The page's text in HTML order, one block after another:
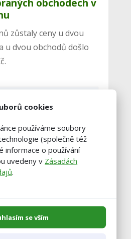
obchodech v
zůstaly ceny u dvou
u dvou obchodů došlo
cookies
používáme soubory
(společně též
informace o používání
uvedeny v Zásadách
.
se vším